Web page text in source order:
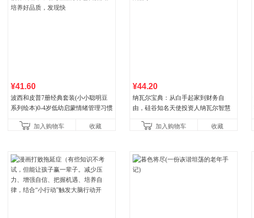
¥41.60
波西和皮普7册经典套装(小小聪明豆
系列绘本)0-4岁低幼启蒙情绪管理习惯
养好品质，发现快
加入购物车 收藏
¥44.20
纳瓦尔宝典：从白手起家到财务自
由，硅谷知名天使投资人纳瓦尔智慧
加入购物车
收藏